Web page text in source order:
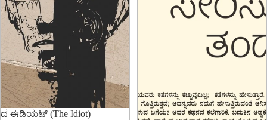
10% OFF
ದ ಈಡಿಯಟ್ (The Idiot) |